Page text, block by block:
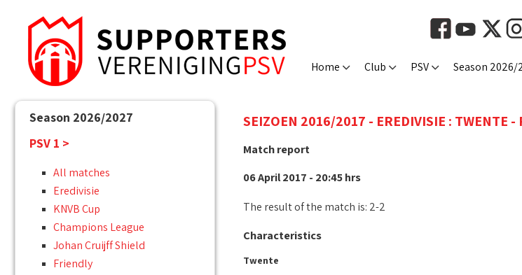
Home Club PSV Season 2026/
Season 2026/2027
PSV 1 >
All matches
Eredivisie
KNVB Cup
Champions League
Johan Cruijff Shield
Friendly
SEIZOEN 2016/2017 - EREDIVISIE : TWENTE -
Match report
06 April 2017 - 20:45 hrs
The result of the match is: 2-2
Characteristics
Twente